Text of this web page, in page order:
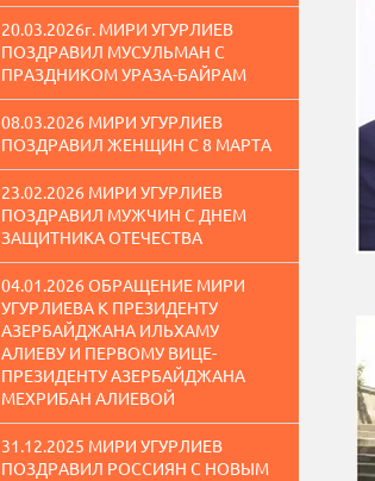
20.03.2026г. МИРИ УГУРЛИЕВ
ПОЗДРАВИЛ МУСУЛЬМАН С
ПРАЗДНИКОМ УРАЗА-БАЙРАМ
08.03.2026 МИРИ УГУРЛИЕВ
ПОЗДРАВИЛ ЖЕНЩИН С 8 МАРТА
23.02.2026 МИРИ УГУРЛИЕВ
ПОЗДРАВИЛ МУЖЧИН С ДНЕМ
ЗАЩИТНИКА ОТЕЧЕСТВА
04.01.2026 ОБРАЩЕНИЕ МИРИ
УГУРЛИЕВА К ПРЕЗИДЕНТУ
АЗЕРБАЙДЖАНА ИЛЬХАМУ
АЛИЕВУ И ПЕРВОМУ ВИЦЕ-
ПРЕЗИДЕНТУ АЗЕРБАЙДЖАНА
МЕХРИБАН АЛИЕВОЙ
31.12.2025 МИРИ УГУРЛИЕВ
ПОЗДРАВИЛ РОССИЯН С НОВЫМ